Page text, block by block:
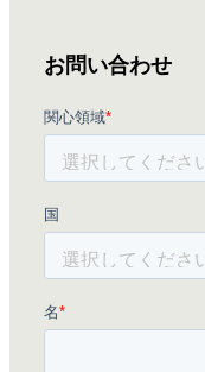
お問い合わせ